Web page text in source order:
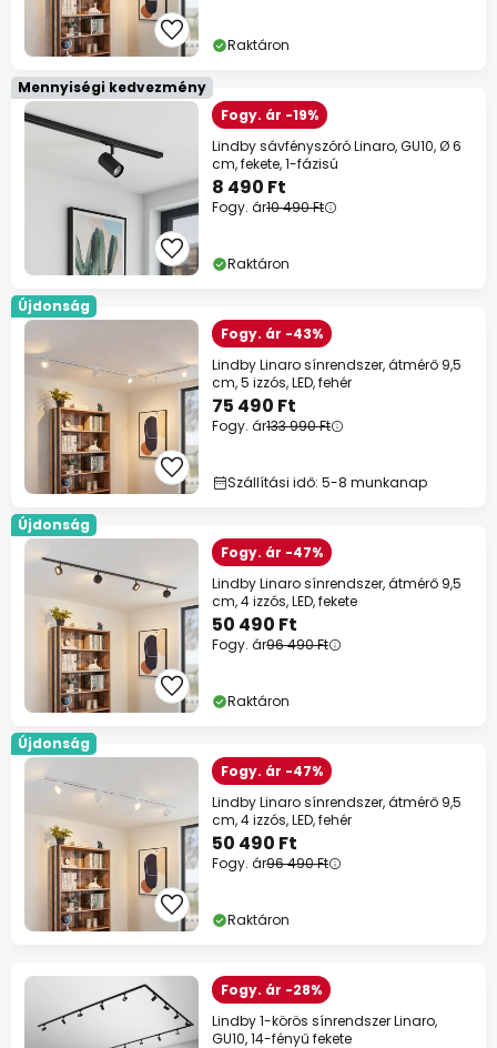
Raktáron
Mennyiségi kedvezmény
Fogy. ár -19%
Lindby sávfényszóró Linaro, GU10, Ø 6
cm, fekete, 1-fázisú
8 490 Ft
Fogy. ár10 490 Ft
Raktáron
Újdonság
Fogy. ár -43%
Lindby Linaro sínrendszer, átmérő 9,5
cm, 5 izzós, LED, fehér
75 490 Ft
Fogy. ár133 990 Ft
Szállítási idő: 5-8 munkanap
Újdonság
Fogy. ár -47%
Lindby Linaro sínrendszer, átmérő 9,5
cm, 4 izzós, LED, fekete
50 490 Ft
Fogy. ár96 490 Ft
Raktáron
Újdonság
Fogy. ár -47%
Lindby Linaro sínrendszer, átmérő 9,5
cm, 4 izzós, LED, fehér
50 490 Ft
Fogy. ár96 490 Ft
Raktáron
Fogy. ár -28%
Lindby 1-körös sínrendszer Linaro,
GU10, 14-fényű fekete